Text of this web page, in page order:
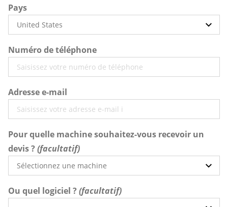
Pays
Numéro de téléphone
Adresse e-mail
Pour quelle machine souhaitez-vous recevoir un
devis ?
Ou quel logiciel ?